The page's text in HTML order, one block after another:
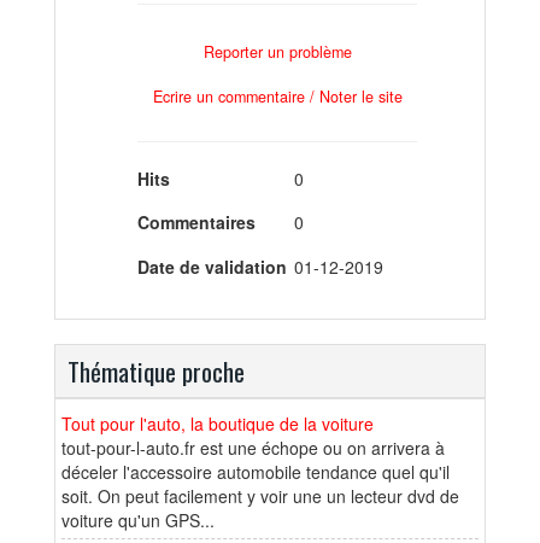
Reporter un problème
Ecrire un commentaire / Noter le site
Hits
0
Commentaires
0
Date de validation 01-12-2019
Thématique proche
Tout pour l'auto, la boutique de la voiture
tout-pour-l-auto.fr est une échope ou on arrivera à
déceler l'accessoire automobile tendance quel qu'il
soit. On peut facilement y voir une un lecteur dvd de
voiture qu'un GPS...